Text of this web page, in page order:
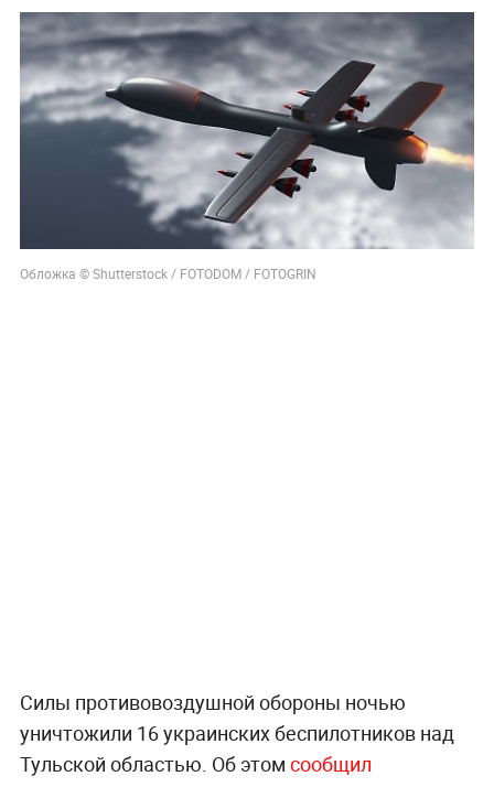
Обложка © Shutterstock / FOTODOM / FOTOGRIN
Силы противовоздушной обороны ночью
уничтожили 16 украинских беспилотников над
Тульской областью. Об этом сообщил